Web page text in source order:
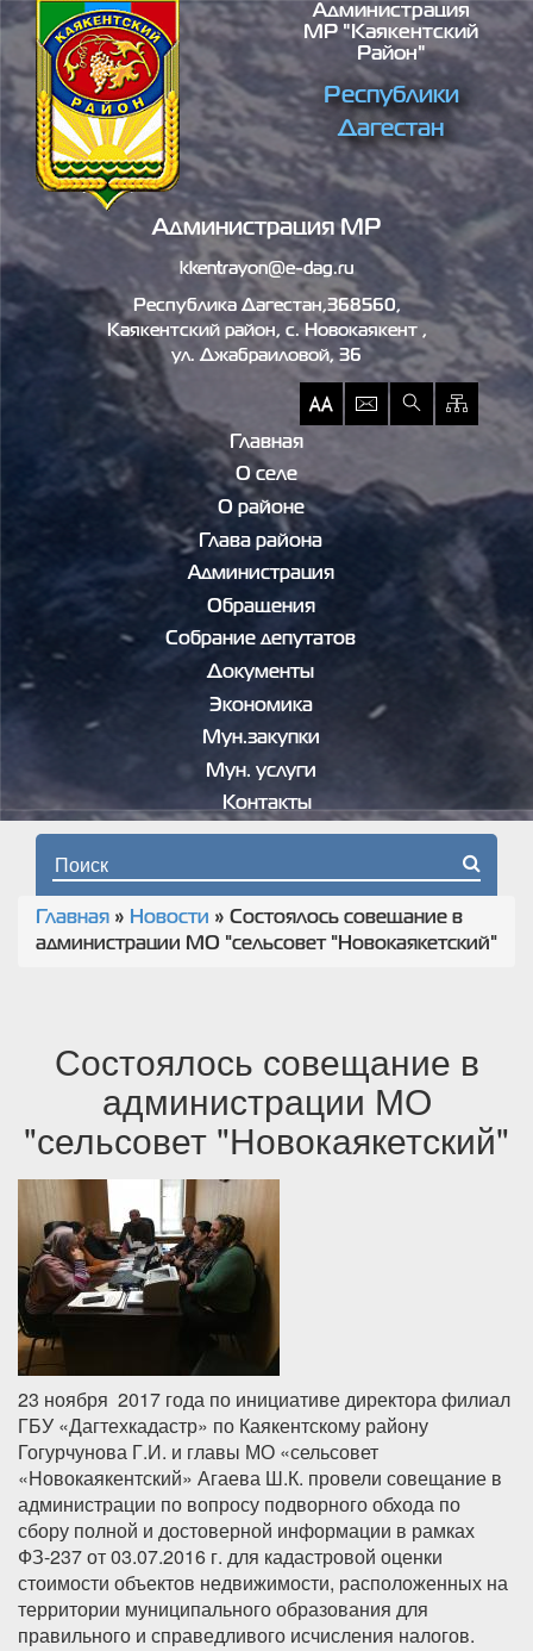
Перейти к основному содержаниюАдминистрация
МР "Каякентский
Район"
Республики
Дагестан
Администрация МР
kkentrayon@e-dag.ru
Республика Дагестан,368560,
Каякентский район, c. Новокаякент ,
ул. Джабраиловой, 36
Главная
О селе
О районе
Глава района
Администрация
Обращения
Собрание депутатов
Документы
Экономика
Мун.закупки
Мун. услуги
Контакты
Форма поиска
Вы здесь
Главная » Новости » Состоялось совещание в
администрации МО "сельсовет "Новокаякетский"
Состоялось совещание в
администрации МО
"сельсовет "Новокаякетский"
23 ноября 2017 года по инициативе директора филиал
ГБУ «Дагтехкадастр» по Каякентскому району
Гогурчунова Г.И. и главы МО «сельсовет
«Новокаякентский» Агаева Ш.К. провели совещание в
администрации по вопросу подворного обхода по
сбору полной и достоверной информации в рамках
ФЗ-237 от 03.07.2016 г. для кадастровой оценки
стоимости объектов недвижимости, расположенных на
территории муниципального образования для
правильного и справедливого исчисления налогов.